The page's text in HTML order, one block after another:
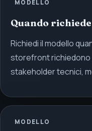
MODELLO
Quando
Richiedi il modello
storefront richiedono
stakeholder tecnici,
MODELLO